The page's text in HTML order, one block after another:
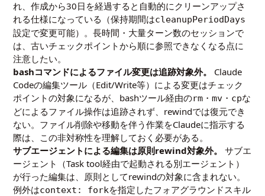
れ、作成から30日を経過すると自動的にクリーンアップさ
れる仕様になっている（保持期間はcleanupPeriodDays
設定で変更可能）。長時間・大量ターン数のセッションで
は、古いチェックポイントから順に参照できなくなる点に
注意したい。
bashコマンドによるファイル変更は追跡対象外。
Claude
Codeの編集ツール（Edit/Write等）による変更はチェック
ポイントの対象になるが、bashツール経由のrm ・mv ・ cpな
どによるファイル操作は追跡されず、rewindでは復元でき
ない。ファイル削除や移動を伴う作業をClaudeに指示する
際は、この非対称性を理解しておく必要がある。
サブエージェントによる編集は原則rewind対象外。
サブエ
ージェント（Task tool経由で起動される別エージェント）
が行った編集は、原則としてrewindの対象に含まれない。
例外はcontext: forkを指定したフォアグラウンドスキル